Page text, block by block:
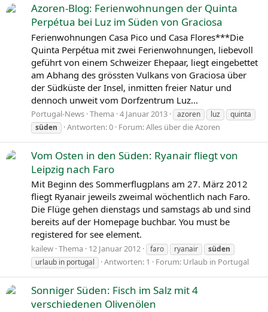
Azoren-Blog: Ferienwohnungen der Quinta
Perpétua bei Luz im Süden von Graciosa
Ferienwohnungen Casa Pico und Casa Flores***Die
Quinta Perpétua mit zwei Ferienwohnungen, liebevoll
geführt von einem Schweizer Ehepaar, liegt eingebettet
am Abhang des grössten Vulkans von Graciosa über
der Südküste der Insel, inmitten freier Natur und
dennoch unweit vom Dorfzentrum Luz...
Portugal-News Thema 4 Januar 2013 azoren luz
quinta
süden
Antworten: 0 Forum:Alles über die Azoren
Vom Osten in den Süden: Ryanair fliegt von
Leipzig nach Faro
Mit Beginn des Sommerflugplans am 27. März 2012
fliegt Ryanair jeweils zweimal wöchentlich nach Faro.
Die Flüge gehen dienstags und samstags ab und sind
bereits auf der Homepage buchbar. You must be
registered for see element.
kailew Thema 12 Januar 2012 faro ryanair
süden
urlaub in portugal
Antworten: 1 Forum: Urlaub in Portugal
Sonniger Süden: Fisch im Salz mit 4
verschiedenen Olivenölen